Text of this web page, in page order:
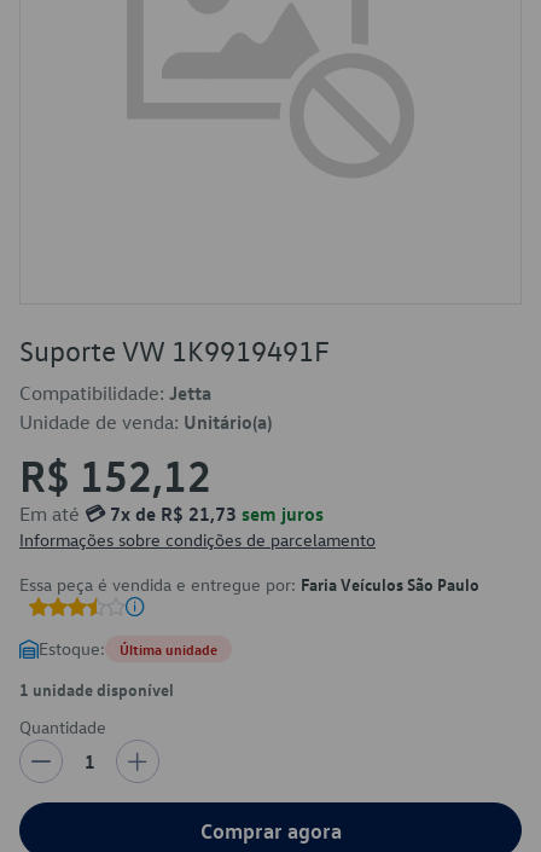
Suporte VW 1K9919491F
Compatibilidade: Jetta
Unidade de venda: Unitário(a)
R$ 152,12
Em até 💳 7x de R$ 21,73 sem juros
Informações sobre condições de parcelamento
Essa peça é vendida e entregue por: Faria Veículos São Paulo
Estoque: Última unidade
1 unidade disponível
Quantidade
1
Comprar agora